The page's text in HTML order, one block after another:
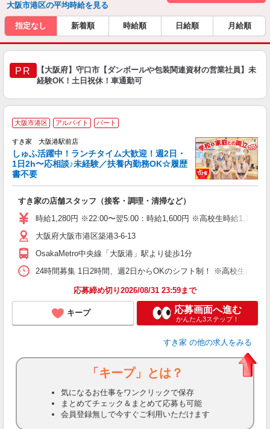
大阪市港区の平均時給を見る
指定なし 新着順 時給順 日給順 月給順
PR
【大阪府】守口市【ダンボールや包装関連資材の営業社員】未
経験OK！土日祝休！車通勤可
大阪市港区 アルバイト パート
すき家 大阪港駅前店
しゅふ活躍中！ランチタイム大歓迎！週2日・
1日2h〜応相談♪未経験／扶養内勤務OK☆履歴
書不要
すき家の店舗スタッフ（接客・調理・清掃など）
時給1,280円 ※22:00〜翌5:00：時給1,600円 ※高校生時給1,177
大阪府大阪市港区築港3-6-13
OsakaMetro中央線「大阪港」駅より徒歩1分
24時間募集 1日2時間、週2日からOKのシフト制！ ※高校生のシ
応募締め切り2026/08/31 23:59まで
キープ 応募画面へ進む
かんたん3ステップ！
すき家 の他の求人をみる
「キープ」とは？
気になるお仕事をワンクリックで保存
まとめてチェック＆まとめて応募も可能
会員登録無しで今すぐご利用いただけます